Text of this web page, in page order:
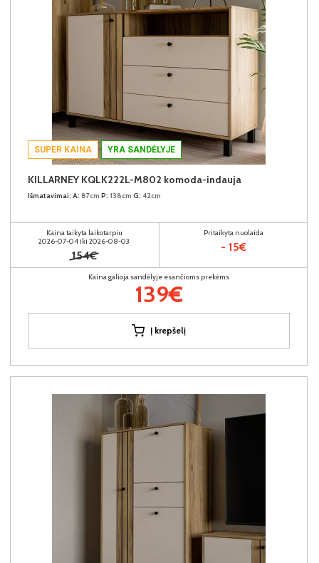
SUPER KAINA YRA SANDĖLYJE
KILLARNEY KQLK222L-M802 komoda-indauja
Išmatavimai: A: 87cm P: 138cm G: 42cm
Kaina taikyta laikotarpiu
2026-07-04 iki 2026-08-03
154€
Pritaikyta nuolaida
- 15€
Kaina galioja sandėlyje esančioms prekėms
139€
Į krepšelį